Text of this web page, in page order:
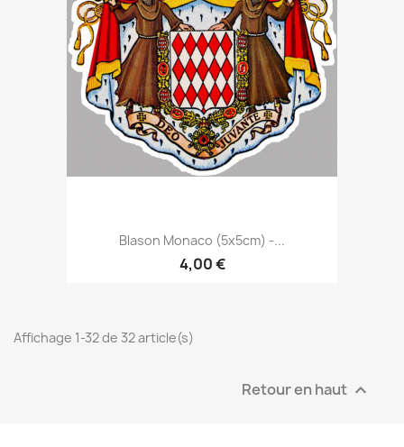
Blason Monaco (5x5cm) -...
4,00 €
Affichage 1-32 de 32 article(s)
Retour en haut 